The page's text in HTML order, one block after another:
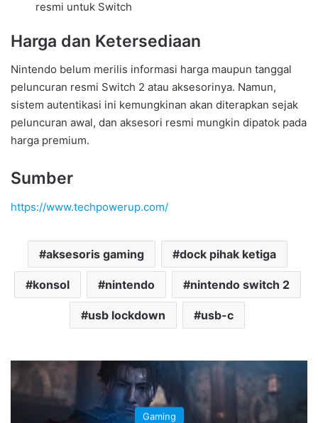
resmi untuk Switch
Harga dan Ketersediaan
Nintendo belum merilis informasi harga maupun tanggal
peluncuran resmi Switch 2 atau aksesorinya. Namun,
sistem autentikasi ini kemungkinan akan diterapkan sejak
peluncuran awal, dan aksesori resmi mungkin dipatok pada
harga premium.
Sumber
https://www.techpowerup.com/
aksesoris gaming dock pihak ketiga
konsol nintendo nintendo switch 2
usb lockdown usb-c
Gaming